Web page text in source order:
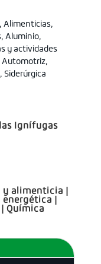
Aluminio,
y actividades
Automotriz,
Siderúrgica
Ignífugas
y alimenticia
energética
Química